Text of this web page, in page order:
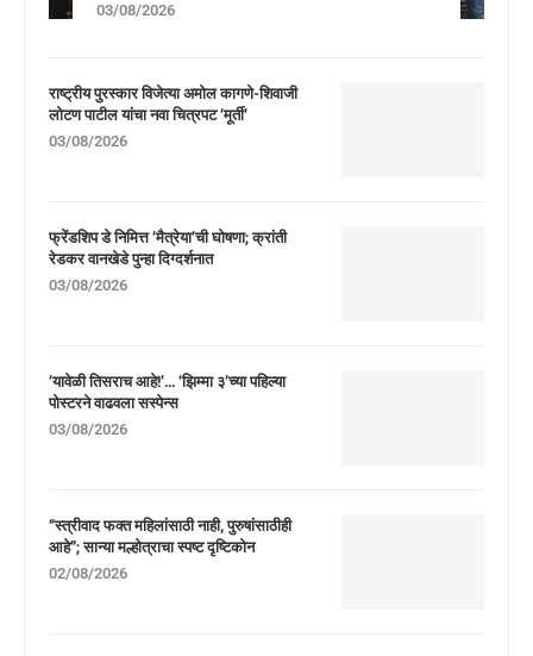
03/08/2026
राष्ट्रीय पुरस्कार विजेत्या अमोल कागणे-शिवाजी
लोटण पाटील यांचा नवा चित्रपट ‘मूर्ती’
03/08/2026
फ्रेंडशिप डे निमित्त ‘मैत्रेया’ची घोषणा; क्रांती
रेडकर वानखेडे पुन्हा दिग्दर्शनात
03/08/2026
‘यावेळी तिसराच आहे!’… ‘झिम्मा ३’च्या पहिल्या
पोस्टरने वाढवला सस्पेन्स
03/08/2026
“स्त्रीवाद फक्त महिलांसाठी नाही, पुरुषांसाठीही
आहे”; सान्या मल्होत्राचा स्पष्ट दृष्टिकोन
02/08/2026